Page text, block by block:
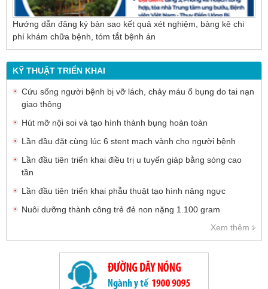
Hướng dẫn đăng ký bản sao kết quả xét nghiệm, bảng kê chi
phí khám chữa bệnh, tóm tắt bệnh án
KỸ THUẬT TRIỂN KHAI
Cứu sống người bệnh bị vỡ lách, chảy máu ổ bụng do tai nạn
giao thông
Hút mỡ nội soi và tạo hình thành bụng hoàn toàn
Lần đầu đặt cùng lúc 6 stent mạch vành cho người bệnh
Lần đầu tiên triển khai điều trị u tuyến giáp bằng sóng cao
tần
Lần đầu tiên triển khai phẫu thuật tạo hình nâng ngực
Nuôi dưỡng thành công trẻ đẻ non nặng 1.100 gram
Xem thêm